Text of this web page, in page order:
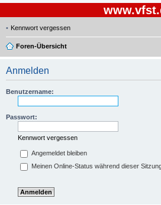
Kennwort vergessen
Foren-Übersicht
Anmelden
Benutzername:
Passwort:
Kennwort vergessen
Angemeldet bleiben
Meinen Online-Status während dieser